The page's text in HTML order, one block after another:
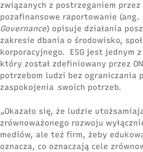
związanych z postrzeganiem
pozafinansowe raportowanie (ang.
Governance) opisuje działania
zakresie dbania o środowisko,
korporacyjnego. ESG jest jednym
który został zdefiniowany przez
potrzebom ludzi bez ograniczania
zaspokojenia swoich potrzeb.
„Okazało się, że ludzie
zrównoważonego rozwoju
mediów, ale też firm, żeby
oznacza, co oznaczają cele